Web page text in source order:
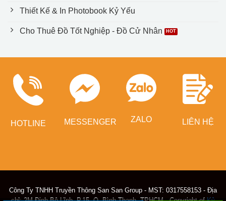
Thiết Kế & In Photobook Kỷ Yếu
Cho Thuê Đồ Tốt Nghiệp - Đồ Cử Nhân
HOTLINE MESSENGER ZALO LIÊN HỆ
Công Ty TNHH Truyền Thông San San Group - MST: 0317558153 - Địa